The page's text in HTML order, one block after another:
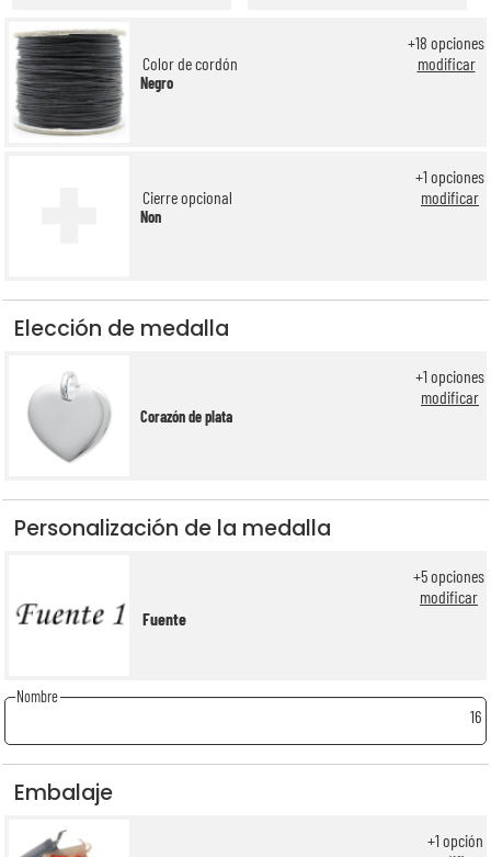
Color de cordón
Negro
+18 opciones
modificar
Cierre opcional
Non
+1opciones
modificar
Elección de medalla
Corazón de plata
+1opciones
modificar
Personalización de la medalla
Fuente
+5opciones
modificar
Nombre
16
Embalaje
+1opción